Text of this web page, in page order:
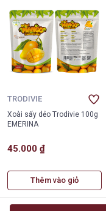
TRODIVIE
Xoài sấy dẻo Trodivie 100g
EMERINA
45.000 ₫
Thêm vào giỏ